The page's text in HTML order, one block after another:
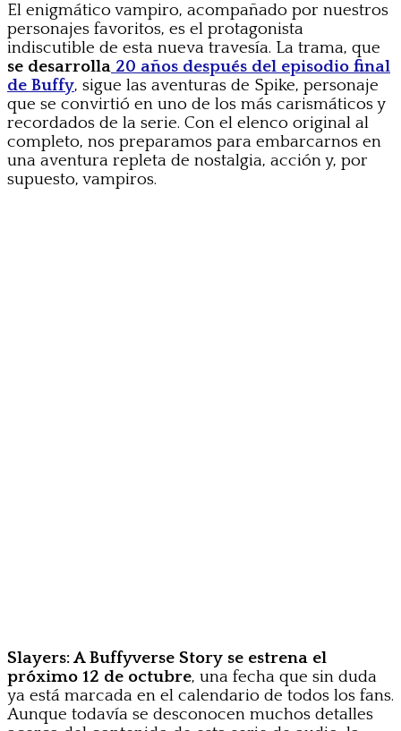
El enigmático vampiro, acompañado por nuestros
personajes favoritos, es el protagonista
indiscutible de esta nueva travesía. La trama, que
se desarrolla 20 años después del episodio final
de Buffy, sigue las aventuras de Spike, personaje
que se convirtió en uno de los más carismáticos y
recordados de la serie. Con el elenco original al
completo, nos preparamos para embarcarnos en
una aventura repleta de nostalgia, acción y, por
supuesto, vampiros.
Slayers: A Buffyverse Story se estrena el
próximo 12 de octubre, una fecha que sin duda
ya está marcada en el calendario de todos los fans.
Aunque todavía se desconocen muchos detalles